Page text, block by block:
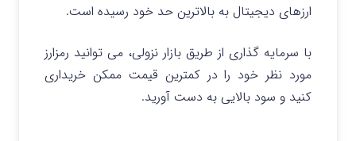
ارزهای دیجیتال به بالاترین حد خود رسیده است.
با سرمایه گذاری از طریق بازار نزولی، می توانید رمزارز
مورد نظر خود را در کمترین قیمت ممکن خریداری
کنید و سود بالایی به دست آورید.